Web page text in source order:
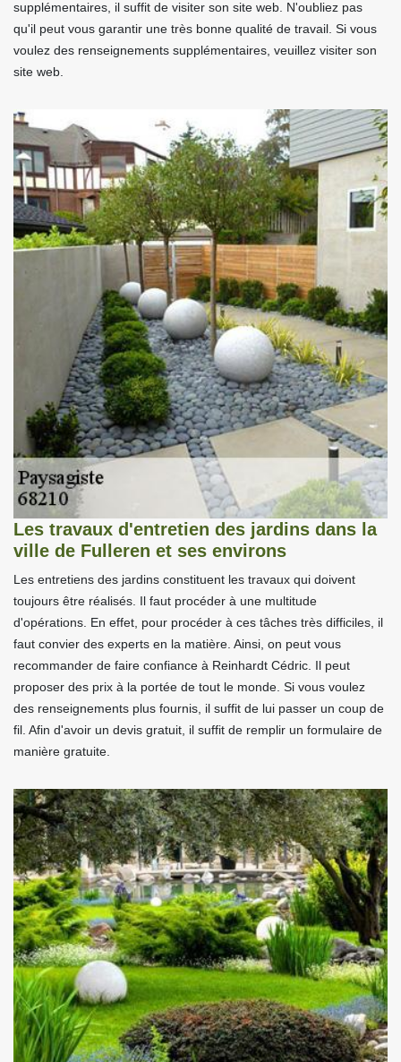
supplémentaires, il suffit de visiter son site web. N'oubliez pas
qu'il peut vous garantir une très bonne qualité de travail. Si vous
voulez des renseignements supplémentaires, veuillez visiter son
site web.
Les travaux d'entretien des jardins dans la
ville de Fulleren et ses environs
Les entretiens des jardins constituent les travaux qui doivent
toujours être réalisés. Il faut procéder à une multitude
d'opérations. En effet, pour procéder à ces tâches très difficiles, il
faut convier des experts en la matière. Ainsi, on peut vous
recommander de faire confiance à Reinhardt Cédric. Il peut
proposer des prix à la portée de tout le monde. Si vous voulez
des renseignements plus fournis, il suffit de lui passer un coup de
fil. Afin d'avoir un devis gratuit, il suffit de remplir un formulaire de
manière gratuite.